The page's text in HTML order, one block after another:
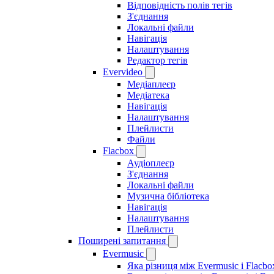
Відповідність полів тегів
З'єднання
Локальні файли
Навігація
Налаштування
Редактор тегів
Evervideo
Медіаплеєр
Медіатека
Навігація
Налаштування
Плейлисти
Файли
Flacbox
Аудіоплеєр
З'єднання
Локальні файли
Музична бібліотека
Навігація
Налаштування
Плейлисти
Поширені запитання
Evermusic
Яка різниця між Evermusic і